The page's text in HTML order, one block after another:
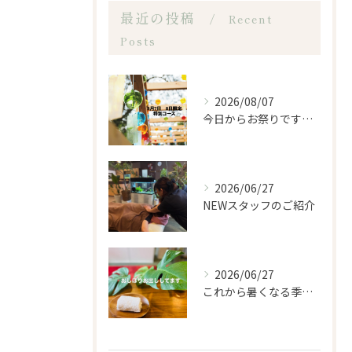
最近の投稿
Recent
Posts
2026/08/07
今日からお祭りですね！
2026/06/27
NEWスタッフのご紹介
2026/06/27
これから暑くなる季節になるので、もみほぐし亭ではご来店のお客...